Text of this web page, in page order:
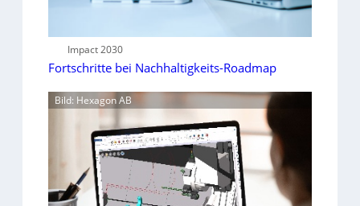
Impact 2030
Fortschritte bei Nachhaltigkeits-Roadmap
Bild: Hexagon AB